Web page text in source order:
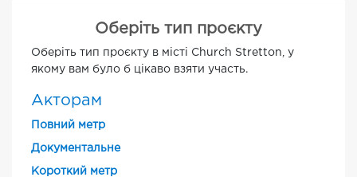
Оберіть тип проєкту
Оберіть тип проєкту в місті Church Stretton, у
якому вам було б цікаво взяти участь.
Акторам
Повний метр
Документальне
Короткий метр